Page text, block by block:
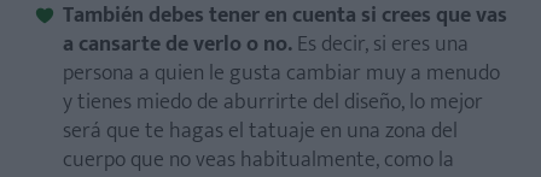
También debes tener en cuenta si crees que vas
a cansarte de verlo o no.Es decir, si eres una
persona a quien le gusta cambiar muy a menudo
y tienes miedo de aburrirte del diseño, lo mejor
será que te hagas el tatuaje en una zona del
cuerpo que no veas habitualmente, como la